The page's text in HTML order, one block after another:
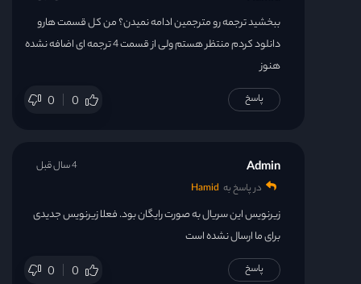
ببخشید ترجمه رو مترجمین ادامه نمیدن؟ من کل قسمت هارو
دانلود کردم منتظر هستم ولی از قسمت 4 ترجمه ای اضافه نشده
هنوز
0 0 پاسخ
Admin
در پاسخ به Hamid
زیرنویس این سریال به صورت رایگان بود. فعلا زیرنویس جدیدی
برای ما ارسال نشده است
0 0
4 سال قبل
پاسخ